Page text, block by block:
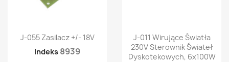
J-055 Zasilacz +/- 18V
Indeks 8939
J-011 Wirujące Światła
230V Sterownik Świateł
Dyskotekowych, 6x100W